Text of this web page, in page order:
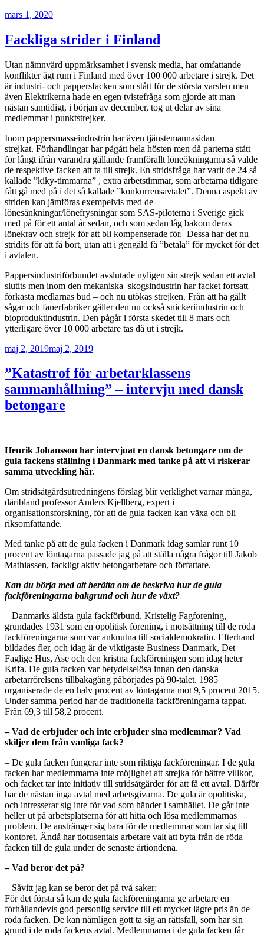
Publicerat
mars 1, 2020
Fackliga strider i Finland
Utan nämnvärd uppmärksamhet i svensk media, har omfattande
konflikter ägt rum i Finland med över 100 000 arbetare i strejk. Det
är industri- och pappersfacken som stått för de största varslen men
även Elektrikerna hade en egen tvistefråga som gjorde att man
nästan samtidigt, i början av december, tog ut delar av sina
medlemmar i punktstrejker.
Inom pappersmasseindustrin har även tjänstemannasidan
strejkat. Förhandlingar har pågått hela hösten men då parterna stått
för långt ifrån varandra gällande framförallt löneökningarna så valde
de respektive facken att ta till strejk. En stridsfråga har varit de 24 så
kallade ”kiky-timmarna” , extra arbetstimmar, som arbetarna tidigare
fått gå med på i det så kallade ”konkurrensavtalet”. Denna aspekt av
striden kan jämföras exempelvis med de
lönesänkningar/lönefrysningar som SAS-piloterna i Sverige gick
med på för ett antal år sedan, och som sedan låg bakom deras
lönekrav och strejk för att bli kompenserade för. Dessa har det nu
stridits för att få bort, utan att i gengäld få ”betala” för mycket för det
i avtalen.
Pappersindustriförbundet avslutade nyligen sin strejk sedan ett avtal
slutits men inom den mekaniska skogsindustrin har facket fortsatt
förkasta medlarnas bud – och nu utökas strejken. Från att ha gällt
sågar och fanerfabriker gäller den nu också snickeriindustrin och
bioproduktindustrin. Den pågår i första skedet till 8 mars och
ytterligare över 10 000 arbetare tas då ut i strejk.
Publicerat
maj 2, 2019maj 2, 2019
”Katastrof för arbetarklassens
sammanhållning” – intervju med dansk
betongare
Henrik Johansson har intervjuat en dansk betongare om de
gula fackens ställning i Danmark med tanke på att vi riskerar
samma utveckling här.
Om stridsåtgärdsutredningens förslag blir verklighet varnar många,
däribland professor Anders Kjellberg, expert i
organisationsforskning, för att de gula facken kan växa och bli
riksomfattande.
Med tanke på att de gula facken i Danmark idag samlar runt 10
procent av löntagarna passade jag på att ställa några frågor till Jakob
Mathiassen, fackligt aktiv betongarbetare och författare.
Kan du börja med att berätta om de beskriva hur de gula
fackföreningarna bakgrund och hur de växt?
– Danmarks äldsta gula fackförbund, Kristelig Fagforening,
grundades 1931 som en opolitisk förening, i motsättning till de röda
fackföreningarna som var anknutna till socialdemokratin. Efterhand
bildades fler, och idag är de viktigaste Business Danmark, Det
Faglige Hus, Ase och den kristna fackföreningen som idag heter
Krifa. De gula facken var betydelselösa innan den danska
arbetarrörelsens tillbakagång påbörjades på 90-talet. 1985
organiserade de en halv procent av löntagarna mot 9,5 procent 2015.
Under samma period har de traditionella fackföreningarna tappat.
Från 69,3 till 58,2 procent.
– Vad de erbjuder och inte erbjuder sina medlemmar? Vad
skiljer dem från vanliga fack?
– De gula facken fungerar inte som riktiga fackföreningar. I de gula
facken har medlemmarna inte möjlighet att strejka för bättre villkor,
och facket tar inte initiativ till stridsåtgärder för att få ett avtal. Därför
har de nästan inga avtal med arbetsgivarna. De gula är opolitiska,
och intresserar sig inte för vad som händer i samhället. De går inte
heller ut på arbetsplatserna för att hitta och lösa medlemmarnas
problem. De anstränger sig bara för de medlemmar som tar sig till
kontoret. Ändå har tiotusentals arbetare valt att byta från de röda
facken till de gula under de senaste årtiondena.
– Vad beror det på?
– Såvitt jag kan se beror det på två saker:
För det första så kan de gula fackföreningarna ge arbetare en
förhållandevis god personlig service till ett mycket lägre pris än de
röda facken. De kan nämligen gott ta sig an rättsfall, som har sin
grund i de röda fackens avtal. Medlemmarna i de gula facken får